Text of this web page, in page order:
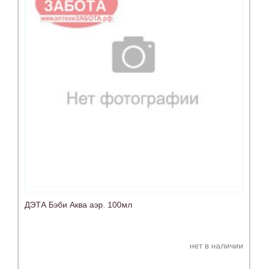
ДЭТА Бэби Аква аэр. 100мл
нет в наличии